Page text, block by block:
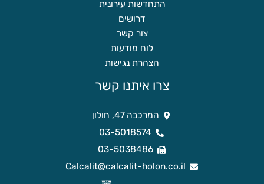
התחדשות עירונית
דרושים
צור קשר
לוח מודעות
הצהרת נגישות
צרו איתנו קשר
המרכבה 47, חולון
03-5018574
03-5038486
Calcalit@calcalit-holon.co.il